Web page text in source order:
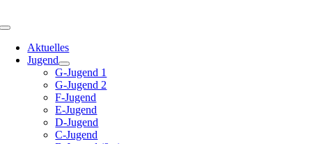
Inhalt
Toggle
NavigationAktuelles
Jugend
G-Jugend 1
G-Jugend 2
F-Jugend
E-Jugend
D-Jugend
C-Jugend